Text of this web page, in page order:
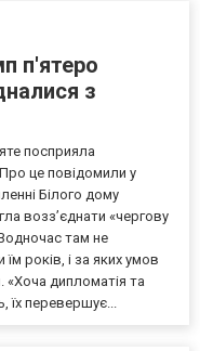
п'ятеро
з
посприяла
це повідомили у
Білого дому
возз’єднати «чергову
Водночас там не
їм років, і за яких умов
«Хоча дипломатія та
їх перевершує...